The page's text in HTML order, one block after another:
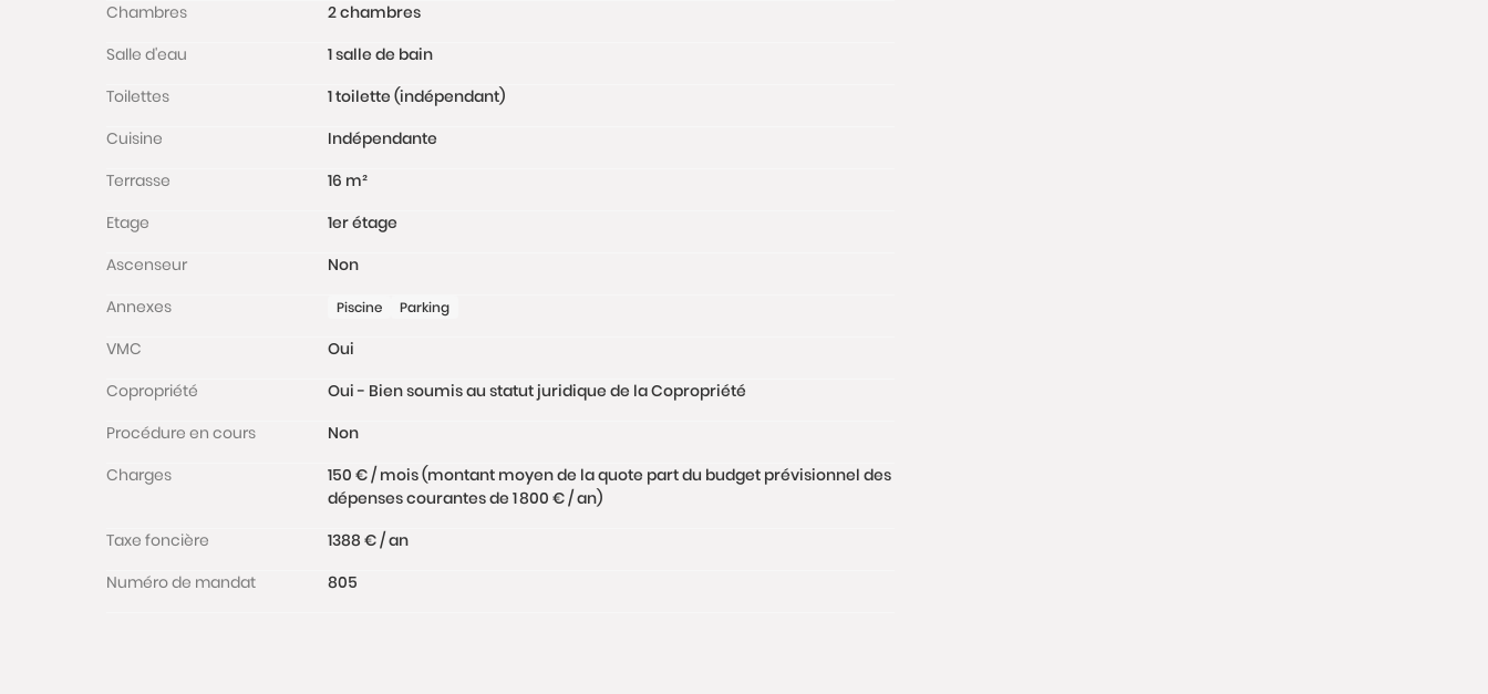
Chambres
2 chambres
Salle d'eau
1 salle de bain
Toilettes
1 toilette (indépendant)
Cuisine
Indépendante
Terrasse
16 m²
Etage
1er étage
Ascenseur
Non
Annexes
Piscine Parking
VMC
Oui
Copropriété
Oui - Bien soumis au statut juridique de la Copropriété
Procédure en cours
Non
Charges
150 € / mois (montant moyen de la quote part du budget prévisionnel des
dépenses courantes de 1 800 € / an)
Taxe foncière
1388 € / an
Numéro de mandat
805